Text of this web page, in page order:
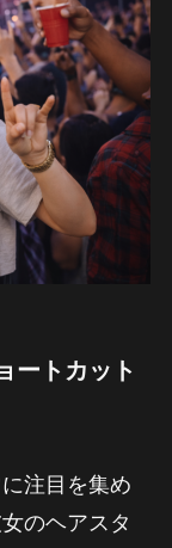
ートカット
注目を集め
のヘアスタ